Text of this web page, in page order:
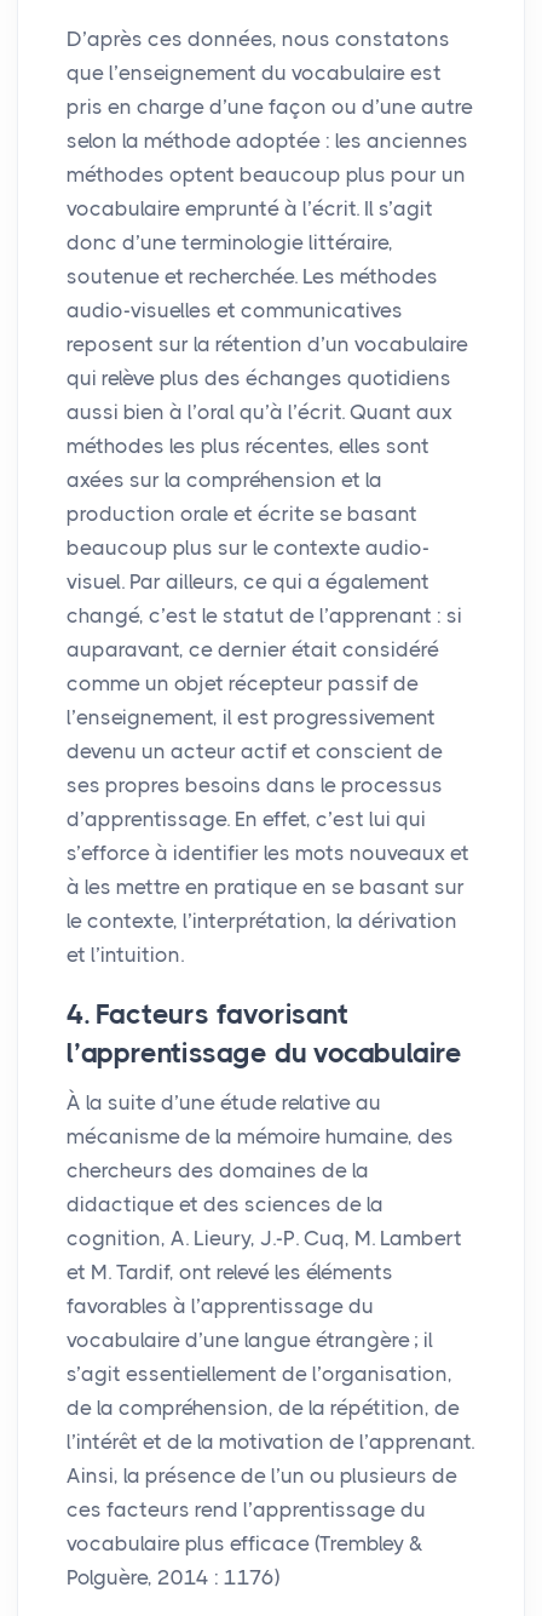
D’après ces données, nous constatons
que l’enseignement du vocabulaire est
pris en charge d’une façon ou d’une autre
selon la méthode adoptée : les anciennes
méthodes optent beaucoup plus pour un
vocabulaire emprunté à l’écrit. Il s’agit
donc d’une terminologie littéraire,
soutenue et recherchée. Les méthodes
audio-visuelles et communicatives
reposent sur la rétention d’un vocabulaire
qui relève plus des échanges quotidiens
aussi bien à l’oral qu’à l’écrit. Quant aux
méthodes les plus récentes, elles sont
axées sur la compréhension et la
production orale et écrite se basant
beaucoup plus sur le contexte audio-
visuel. Par ailleurs, ce qui a également
changé, c’est le statut de l’apprenant : si
auparavant, ce dernier était considéré
comme un objet récepteur passif de
l’enseignement, il est progressivement
devenu un acteur actif et conscient de
ses propres besoins dans le processus
d’apprentissage. En effet, c’est lui qui
s’efforce à identifier les mots nouveaux et
à les mettre en pratique en se basant sur
le contexte, l’interprétation, la dérivation
et l’intuition.
4. Facteurs favorisant
l’apprentissage du vocabulaire
À la suite d’une étude relative au
mécanisme de la mémoire humaine, des
chercheurs des domaines de la
didactique et des sciences de la
cognition, A. Lieury, J.-P. Cuq, M. Lambert
et M. Tardif, ont relevé les éléments
favorables à l’apprentissage du
vocabulaire d’une langue étrangère ; il
s’agit essentiellement de l’organisation,
de la compréhension, de la répétition, de
l’intérêt et de la motivation de l’apprenant.
Ainsi, la présence de l’un ou plusieurs de
ces facteurs rend l’apprentissage du
vocabulaire plus efficace (Trembley &
Polguère, 2014 : 1176)